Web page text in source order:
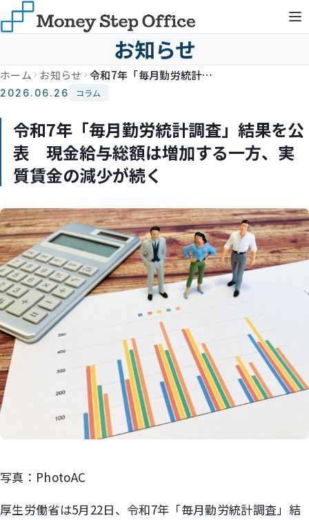
お知らせ
ホーム お知らせ 令和7年「毎月勤労統計調査」結果を公表 現金給与総額は増加する一方、実質賃金の減少が続く
2026.06.26 コラム
令和7年「毎月勤労統計調査」結果を公
表 現金給与総額は増加する一方、実
質賃金の減少が続く
写真：PhotoAC
厚生労働省は5月22日、令和7年「毎月勤労統計調査」結